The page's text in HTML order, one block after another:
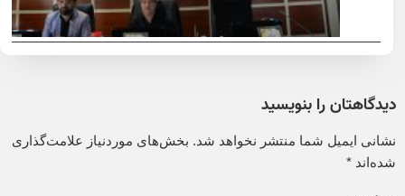
دیدگاهتان را بنویسید
نشانی ایمیل شما منتشر نخواهد شد. بخش‌های موردنیاز علامت‌گذاری
شده‌اند*